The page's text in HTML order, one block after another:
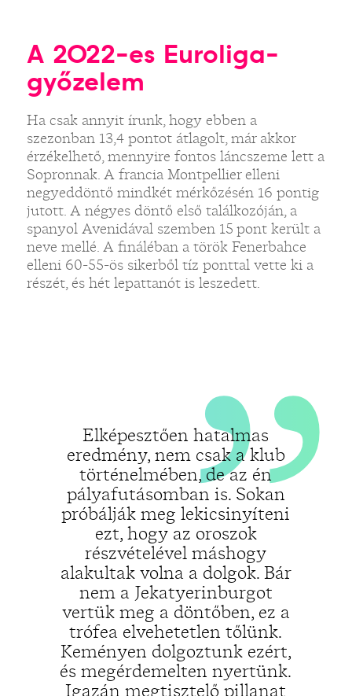
A 2022-es Euroliga-
győzelem
Ha csak annyit írunk, hogy ebben a
szezonban 13,4 pontot átlagolt, már akkor
érzékelhető, mennyire fontos láncszeme lett a
Sopronnak. A francia Montpellier elleni
negyeddöntő mindkét mérkőzésén 16 pontig
jutott. A négyes döntő első találkozóján, a
spanyol Avenidával szemben 15 pont került a
neve mellé. A fináléban a török Fenerbahce
elleni 60-55-ös sikerből tíz ponttal vette ki a
részét, és hét lepattanót is leszedett.
Elképesztően hatalmas
eredmény, nem csak a klub
történelmében, de az én
pályafutásomban is. Sokan
próbálják meg lekicsinyíteni
ezt, hogy az oroszok
részvételével máshogy
alakultak volna a dolgok. Bár
nem a Jekatyerinburgot
vertük meg a döntőben, ez a
trófea elvehetetlen tőlünk.
Keményen dolgoztunk ezért,
és megérdemelten nyertünk.
Igazán megtisztelő pillanat
„